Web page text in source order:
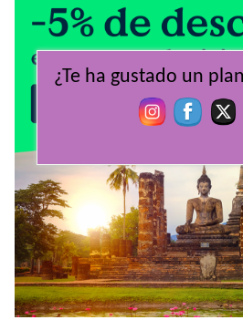
¿Te ha gustado un